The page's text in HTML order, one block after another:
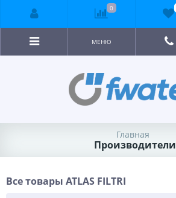
МЕНЮ
Главная
Производители
Все товары ATLAS FILTRI
0